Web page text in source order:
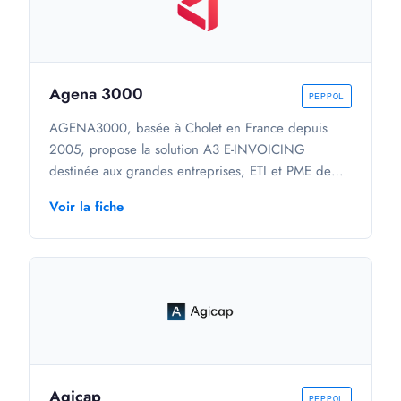
Agena 3000 PEPPOL
AGENA3000, basée à Cholet en France depuis
2005, propose la solution A3 E-INVOICING
destinée aux grandes entreprises, ETI et PME de
électronique conforme aux standards internationaux,
complétée par des modules de gestion des
processus métier (O2C, P2P). Elle sert actuellement
large combinant automatisation produit (PIM, PDM)
et automatisation métier (EDI, TPM), disponible
Voir la fiche